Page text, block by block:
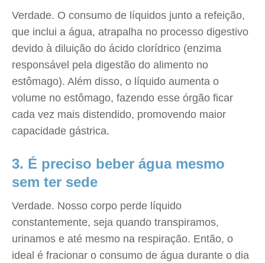
Verdade. O consumo de líquidos junto a refeição,
que inclui a água, atrapalha no processo digestivo
devido à diluição do ácido clorídrico (enzima
responsável pela digestão do alimento no
estômago). Além disso, o líquido aumenta o
volume no estômago, fazendo esse órgão ficar
cada vez mais distendido, promovendo maior
capacidade gástrica.
3. É preciso beber água mesmo
sem ter sede
Verdade. Nosso corpo perde líquido
constantemente, seja quando transpiramos,
urinamos e até mesmo na respiração. Então, o
ideal é fracionar o consumo de água durante o dia